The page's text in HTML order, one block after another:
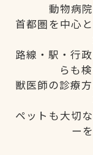
動物病
首都圏を中心
路線・駅・行
らも
獣医師の診療
ペットも大切
ー